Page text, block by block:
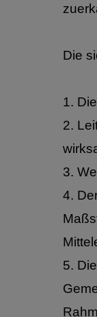
Die
1.
2.
3.
4.
5.